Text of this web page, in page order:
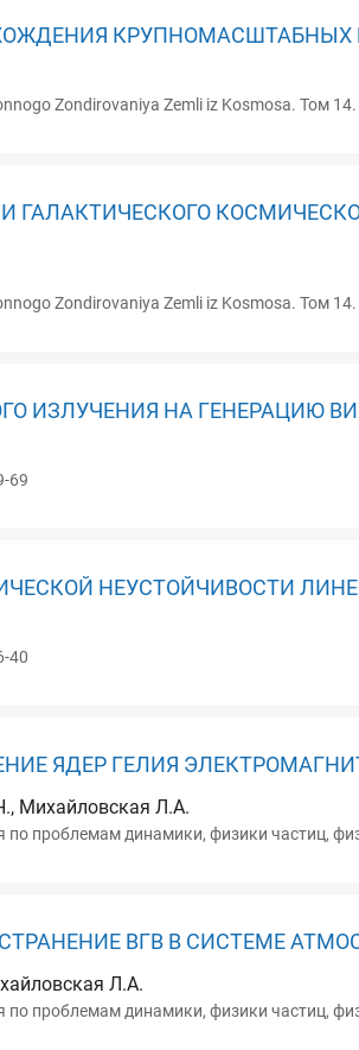
КРУПНОМАСШТАБНЫХ
Zondirovaniya Zemli iz Kosmosa. Том
ГАЛАКТИЧЕСКОГО
Zondirovaniya Zemli iz Kosmosa. Том
ИЗЛУЧЕНИЯ НА ГЕНЕРАЦИЮ
69
НЕУСТОЙЧИВОСТИ
40
ЯДЕР ГЕЛИЯ
Михайловская Л.А.
по проблемам динамики, физики частиц,
ВГВ В СИСТЕМЕ
Л.А.
по проблемам динамики, физики частиц,